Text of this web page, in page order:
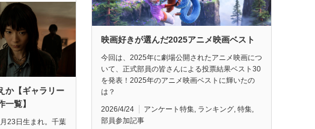
か【ギャラリー
一覧】
23日生まれ。千葉
映画好きが選んだ2025アニメ映画ベスト
今回は、2025年に劇場公開されたアニメ映画につ
いて、正式部員の皆さんによる投票結果ベスト30
を発表！2025年のアニメ映画ベストに輝いたの
は？
2026/4/24 アンケート特集, ランキング, 特集,
部員参加記事